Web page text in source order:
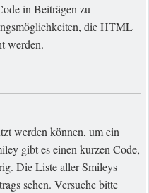
in Beiträgen zu
die HTML
werden.
werden können, um ein
gibt es einen kurzen Code,
Die Liste aller Smileys
sehen. Versuche bitte